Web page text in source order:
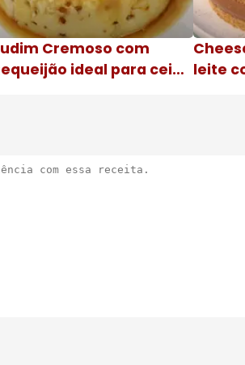
Cremoso com
ideal para ceia
leite